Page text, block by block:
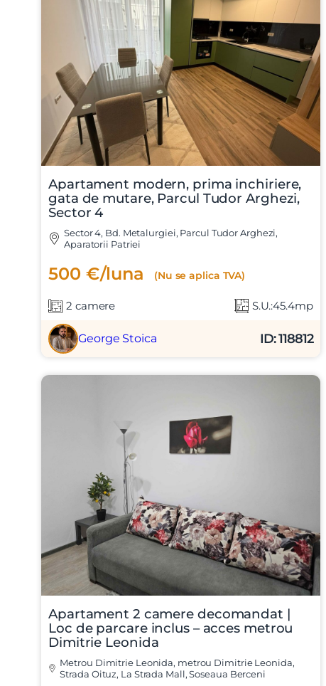
Apartament modern, prima inchiriere,
gata de mutare, Parcul Tudor Arghezi,
Sector 4
Sector 4, Bd. Metalurgiei, Parcul Tudor Arghezi,
Aparatorii Patriei
500 €/luna (Nu se aplica TVA)
2 camere S.U.:45.4mp
George Stoica ID: 118812
Apartament 2 camere decomandat |
Loc de parcare inclus – acces metrou
Dimitrie Leonida
Metrou Dimitrie Leonida, metrou Dimitrie Leonida,
Strada Oituz, La Strada Mall, Soseaua Berceni